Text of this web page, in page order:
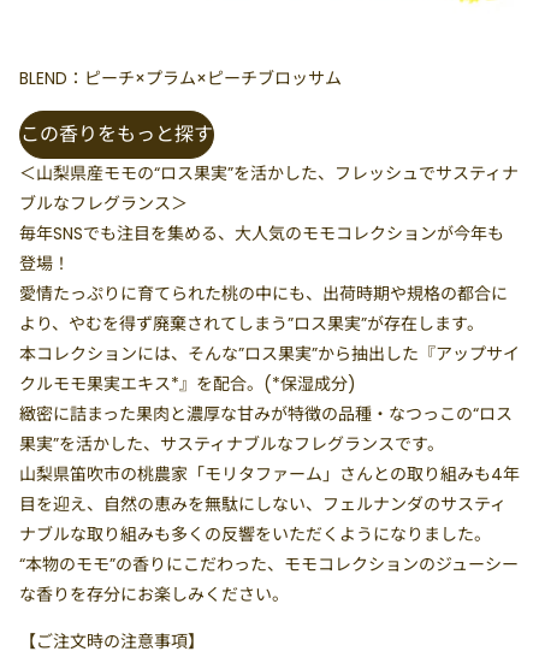
BLEND：ピーチ×プラム×ピーチブロッサム
この香りをもっと探す
＜山梨県産モモの“ロス果実”を活かした、フレッシュでサスティナ
ブルなフレグランス＞
毎年SNSでも注目を集める、大人気のモモコレクションが今年も
登場！
愛情たっぷりに育てられた桃の中にも、出荷時期や規格の都合に
より、やむを得ず廃棄されてしまう”ロス果実”が存在します。
本コレクションには、そんな”ロス果実”から抽出した『アップサイ
クルモモ果実エキス*』を配合。(*保湿成分)
緻密に詰まった果肉と濃厚な甘みが特徴の品種・なつっこの“ロス
果実”を活かした、サスティナブルなフレグランスです。
山梨県笛吹市の桃農家「モリタファーム」さんとの取り組みも4年
目を迎え、自然の恵みを無駄にしない、フェルナンダのサスティ
ナブルな取り組みも多くの反響をいただくようになりました。
“本物のモモ”の香りにこだわった、モモコレクションのジューシー
な香りを存分にお楽しみください。
【ご注文時の注意事項】